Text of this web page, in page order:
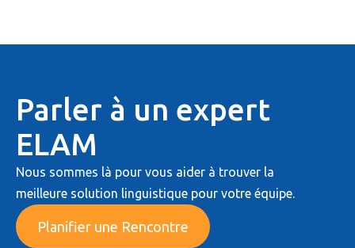
Parler à un expert
ELAM
Nous sommes là pour vous aider à trouver la
meilleure solution linguistique pour votre équipe.
Planifier une Rencontre